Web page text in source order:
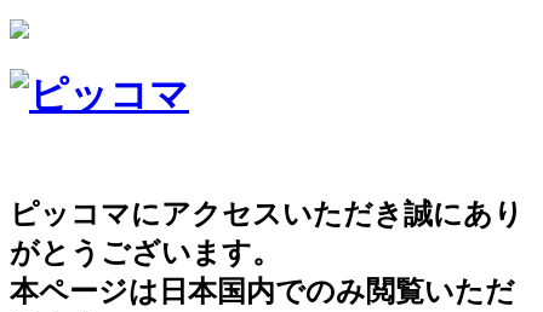
ピッコマにアクセスいただき誠にあり
がとうございます。
本ページは日本国内でのみ閲覧いただ